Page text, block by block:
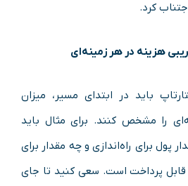
کرد.
هزینه در هر زمینه‌ای
باید در ابتدای مسیر، میزان
را مشخص کنند. برای مثال باید
برای راه‌اندازی و چه مقدار برای
قابل پرداخت است. سعی کنید تا جای